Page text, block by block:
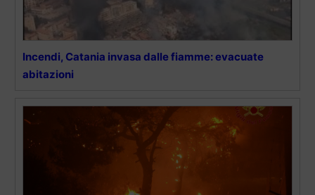
Incendi, Catania invasa dalle fiamme: evacuate
abitazioni